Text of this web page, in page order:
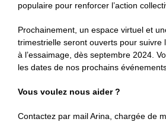
populaire pour renforcer l’action
Prochainement, un espace virtuel et
trimestrielle seront ouverts pour suivre
à l’essaimage, dès septembre 2024.
les dates de nos prochains
Vous voulez nous aider ?
Contactez par mail Arina, chargée de